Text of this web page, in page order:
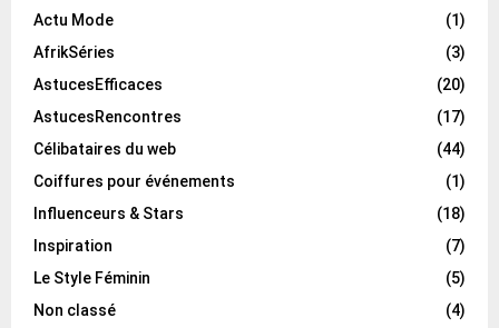
Actu Mode
(1)
AfrikSéries
(3)
AstucesEfficaces
(20)
AstucesRencontres
(17)
Célibataires du web
(44)
Coiffures pour événements
(1)
Influenceurs & Stars
(18)
Inspiration
(7)
Le Style Féminin
(5)
Non classé
(4)